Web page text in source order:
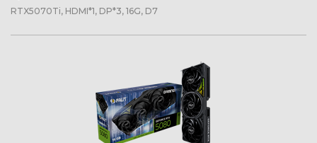
RTX5070Ti, HDMI*1, DP*3, 16G, D7